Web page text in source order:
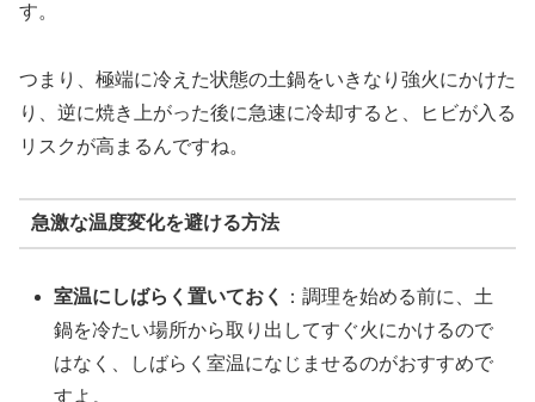
す。
つまり、極端に冷えた状態の土鍋をいきなり強火にかけた
り、逆に焼き上がった後に急速に冷却すると、ヒビが入る
リスクが高まるんですね。
急激な温度変化を避ける方法
室温にしばらく置いておく
：調理を始める前に、土
鍋を冷たい場所から取り出してすぐ火にかけるので
はなく、しばらく室温になじませるのがおすすめで
すよ。